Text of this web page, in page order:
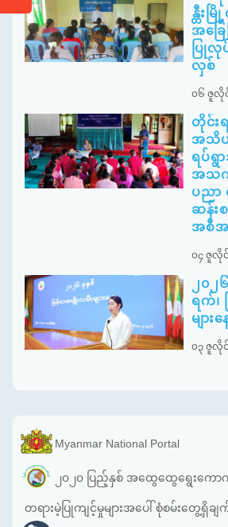
န္တီးမ
အခြေ
ပြုလု
လှစ်
၀၆ ဇူလို
တိုင်းရ
အသိပ
ရပ်ရွ
အသက်
ပည
ဆန်းစ
အစီ
၀၄ ဇူလို
၂၀၂
ရက်၊
များ
၀၃ ဇူလို
Myanmar National Portal
၂၀၂၀ ပြည့်နှစ် အထွေထွေရွေးကော
တရားမဲ့ပြုကျင့်မှုများအပေါ် စုံစမ်းတွေ့ရှိချက်